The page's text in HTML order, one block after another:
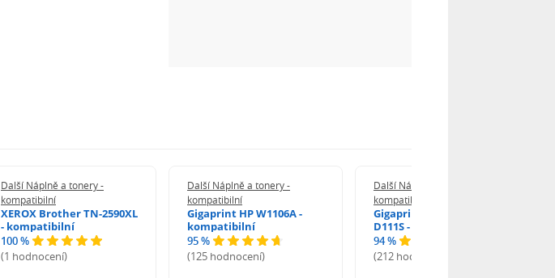
Další Náplně a tonery -
kompatibilní
XEROX Brother TN-2590XL
- kompatibilní
100 %
(1 hodnocení)
Další Náplně a tonery -
kompatibilní
Gigaprint HP W1106A -
kompatibilní
95 %
(125 hodnocení)
Další Náplně a tonery -
kompatibilní
Gigaprint Samsung MLT-
D111S - kompatibilní
94 %
(212 hodnocení)